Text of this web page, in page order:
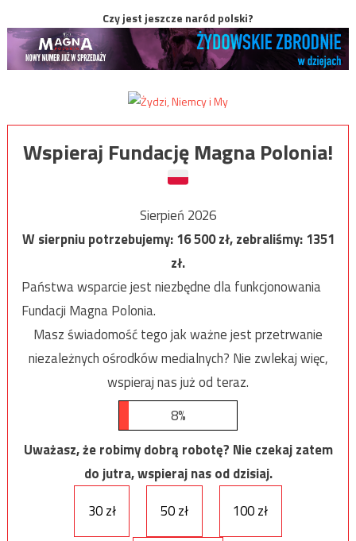
Czy jest jeszcze naród polski?
Wspieraj Fundację Magna Polonia!
Sierpień 2026
W sierpniu potrzebujemy:16 500zł, zebraliśmy:1351
zł.
Państwa wsparcie jest niezbędne dla funkcjonowania
Fundacji Magna Polonia.
Masz świadomość tego jak ważne jest przetrwanie
niezależnych ośrodków medialnych? Nie zwlekaj więc,
wspieraj nas już od teraz.
8%
Uważasz, że robimy dobrą robotę? Nie czekaj zatem
do jutra, wspieraj nas od dzisiaj.
30 zł
50 zł 100 zł